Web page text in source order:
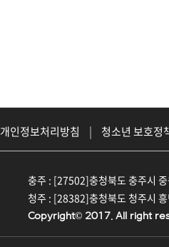
개인정보처리방침 |
청소년 보호정
충주 : [27502]충청북도 충주시
청주 : [28382]충청북도 청주시
Copyright© 2017. All right